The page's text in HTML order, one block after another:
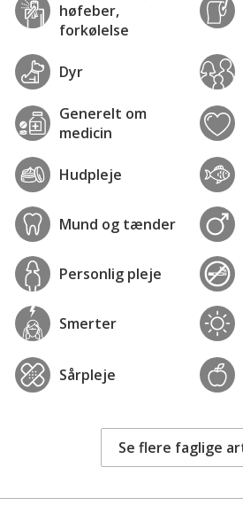
høfeber,
forkølelse
Dyr
Generelt om
medicin
Hudpleje
Mund og tænder
Personlig pleje
Smerter
Sårpleje
Se flere faglige